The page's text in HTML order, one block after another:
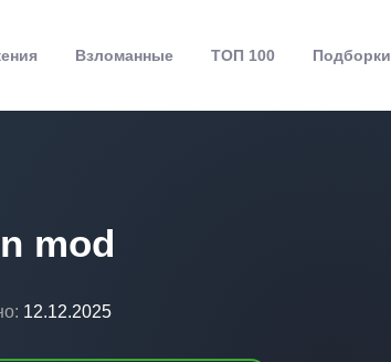
Взломанные ТОП 100 Подборки
mod
12.12.2025